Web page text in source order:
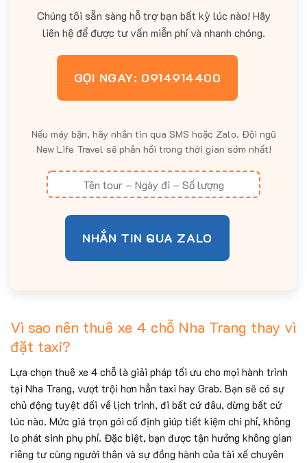
Chúng tôi sẵn sàng hỗ trợ bạn bất kỳ lúc nào! Hãy
liên hệ để được tư vấn miễn phí và nhanh chóng.
GỌI NGAY: 0914914400
Nếu máy bận, hãy nhắn tin qua SMS hoặc Zalo. Đội ngũ
New Life Travel sẽ phản hồi trong thời gian sớm nhất!
NHẮN TIN QUA ZALO
Vì sao nên thuê xe 4 chỗ Nha Trang thay vì
đặt taxi?
Lựa chọn thuê xe 4 chỗ là giải pháp tối ưu cho mọi hành trình
tại Nha Trang, vượt trội hơn hẳn taxi hay Grab. Bạn sẽ có sự
chủ động tuyệt đối về lịch trình, đi bất cứ đâu, dừng bất cứ
lúc nào. Mức giá trọn gói cố định giúp tiết kiệm chi phí, không
lo phát sinh phụ phí. Đặc biệt, bạn được tận hưởng không gian
riêng tư cùng người thân và sự đồng hành của tài xế chuyên